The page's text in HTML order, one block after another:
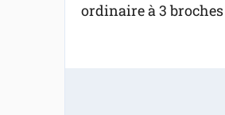
ordinaire à 3 broches